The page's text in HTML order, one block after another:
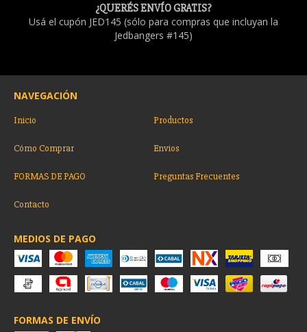
¿QUERÉS ENVÍO GRATIS?
Usá el cupón JED145 (sólo para compras que incluyan la
Jedbangers #145)
NAVEGACIÓN
Inicio Productos
Cómo Comprar Envios
FORMAS DE PAGO Preguntas Frecuentes
Contacto
MEDIOS DE PAGO
FORMAS DE ENVÍO